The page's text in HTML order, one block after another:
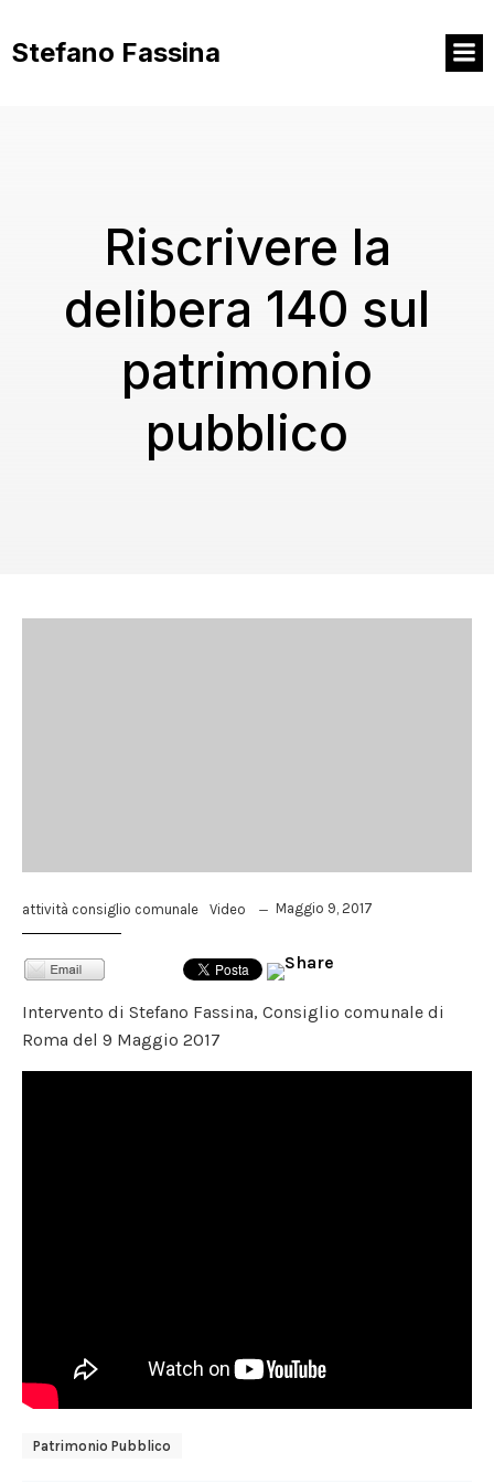
contenuto
Stefano Fassina
Riscrivere la
delibera 140 sul
patrimonio
pubblico
attività consiglio comunale Video Maggio 9, 2017
Intervento di Stefano Fassina, Consiglio comunale di
Roma del 9 Maggio 2017
Patrimonio Pubblico